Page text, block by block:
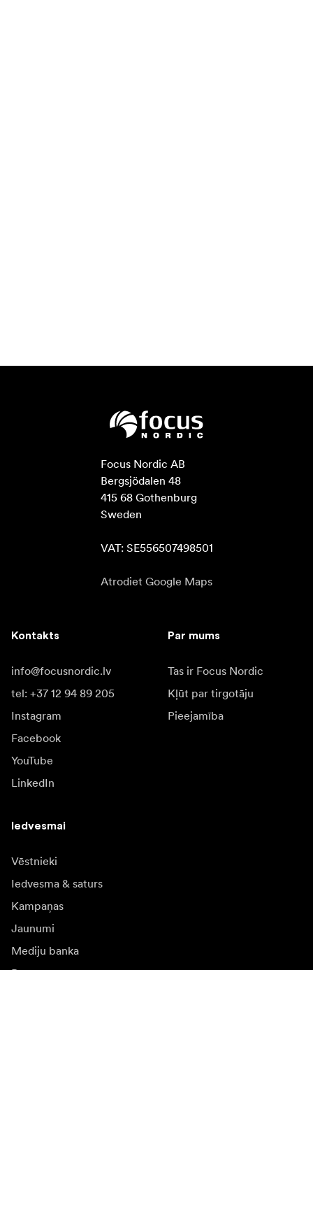
Focus Nordic AB
Bergsjödalen 48
415 68 Gothenburg
Sweden
VAT: SE556507498501
Atrodiet Google Maps
Kontakts
info@focusnordic.lv
tel: +37 12 94 89 205
Instagram
Facebook
YouTube
LinkedIn
Par mums
Tas ir Focus Nordic
Kļūt par tirgotāju
Pieejamība
Iedvesmai
Vēstnieki
Iedvesma & saturs
Kampaņas
Jaunumi
Mediju banka
Programmatūra un